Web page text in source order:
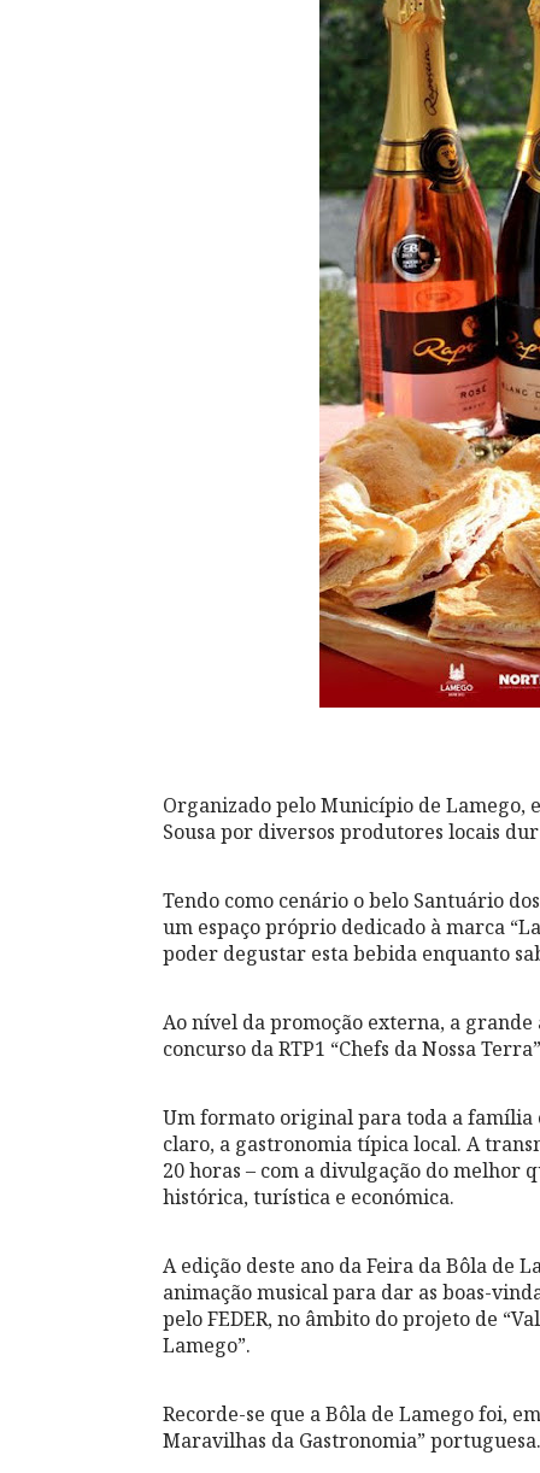
Organizado pelo Município de Lamego,
Sousa por diversos produtores locais
Tendo como cenário o belo Santuário
um espaço próprio dedicado à marca
poder degustar esta bebida enquanto
Ao nível da promoção externa, a
concurso da RTP1 “Chefs da Nossa
Um formato original para toda a família
claro, a gastronomia típica local. A
20 horas – com a divulgação do melhor
histórica, turística e económica.
A edição deste ano da Feira da Bôla de
animação musical para dar as boas-
pelo FEDER, no âmbito do projeto de
Lamego”.
Recorde-se que a Bôla de Lamego foi,
Maravilhas da Gastronomia” portuguesa.